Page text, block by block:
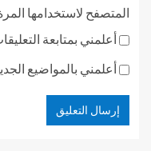
المتصفح لاستخدامها
أعلمني بمتابعة
أعلمني بالمواضيع